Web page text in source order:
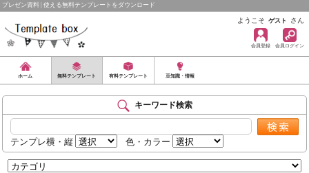
プレゼン資料 | 使える無料テンプレートをダウンロード
ようこそ ゲスト さん
会員登録 会員ログイン
ホーム 無料テンプレート 有料テンプレート 豆知識・情報
キーワード検索
テンプレ横・縦 色・カラー